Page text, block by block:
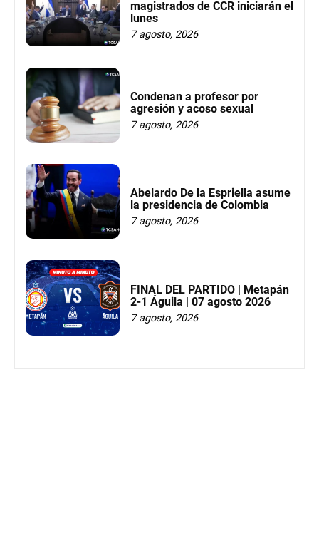
magistrados de CCR iniciarán el
lunes
7 agosto, 2026
Condenan a profesor por
agresión y acoso sexual
7 agosto, 2026
Abelardo De la Espriella asume
la presidencia de Colombia
7 agosto, 2026
FINAL DEL PARTIDO | Metapán
2-1 Águila | 07 agosto 2026
7 agosto, 2026